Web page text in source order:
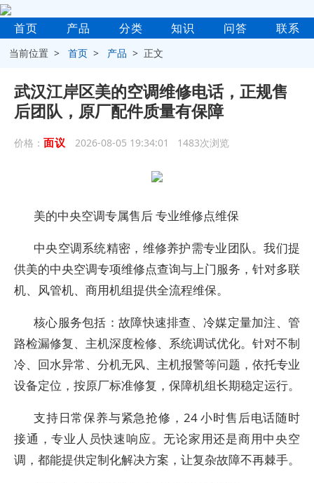
首页 产品 分类 知识 问答 联系
当前位置 >首页 > 产品 > 正文
武汉江岸区美的空调维修电话，正规售
后团队，原厂配件质量有保障
价格： 面议 2026-08-05 19:34:01 1483次浏览
美的中央空调专属售后 专业维修点维保
中央空调系统精密，维修养护需专业团队。我们提
供美的中央空调专项维修点查询与上门服务，针对多联
机、风管机、商用机组提供全流程维保。
核心服务包括：故障快速排查、冷媒定量加注、管
路检漏修复、主机深度检修、系统调试优化。针对不制
冷、回水异常、分机无风、主机报警等问题，依托专业
设备定位，按原厂标准修复，保障机组长期稳定运行。
支持日常保养与紧急抢修，24 小时售后电话随时
接通，专业人员快速响应。无论家用还是商用中央空
调，都能提供定制化解决方案，让复杂故障不再棘手。